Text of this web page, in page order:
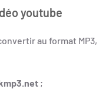
youtube
au format MP3,
;